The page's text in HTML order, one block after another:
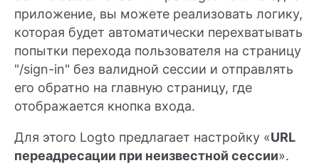
приложение, вы можете реализовать логику,
которая будет автоматически перехватывать
попытки перехода пользователя на страницу
"/sign-in" без валидной сессии и отправлять
его обратно на главную страницу, где
отображается кнопка входа.
Для этого Logto предлагает настройку «URL
переадресации при неизвестной сессии».